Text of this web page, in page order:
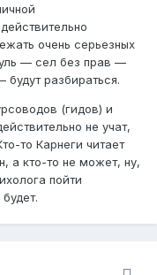
очень серьезных
— сел без прав —
разбираться.
(гидов) и
не учат,
то Карнеги читает
а кто-то не может, ну,
пойти